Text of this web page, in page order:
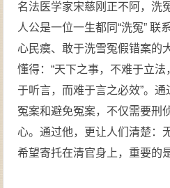
名法医学家宋慈刚正不阿，洗
人公是一位一生都同“洗冤” 联
心民瘼、敢于洗雪冤假错案的
懂得：“天下之事，不难于立
于听言，而难于言之必效”。
冤案和避免冤案，不仅需要刑
心。通过他，更让人们清楚：
希望寄托在清官身上，重要的